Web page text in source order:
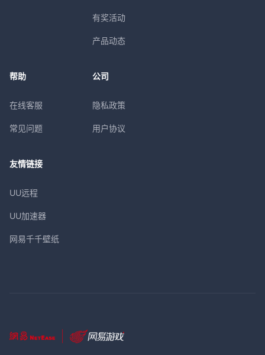
有奖活动
产品动态
帮助
在线客服
常见问题
公司
隐私政策
用户协议
友情链接
UU远程
UU加速器
网易千千壁纸